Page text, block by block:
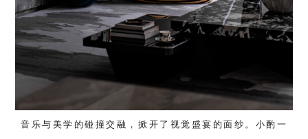
音乐与美学的碰撞交融，掀开了视觉盛宴的面纱。小酌一